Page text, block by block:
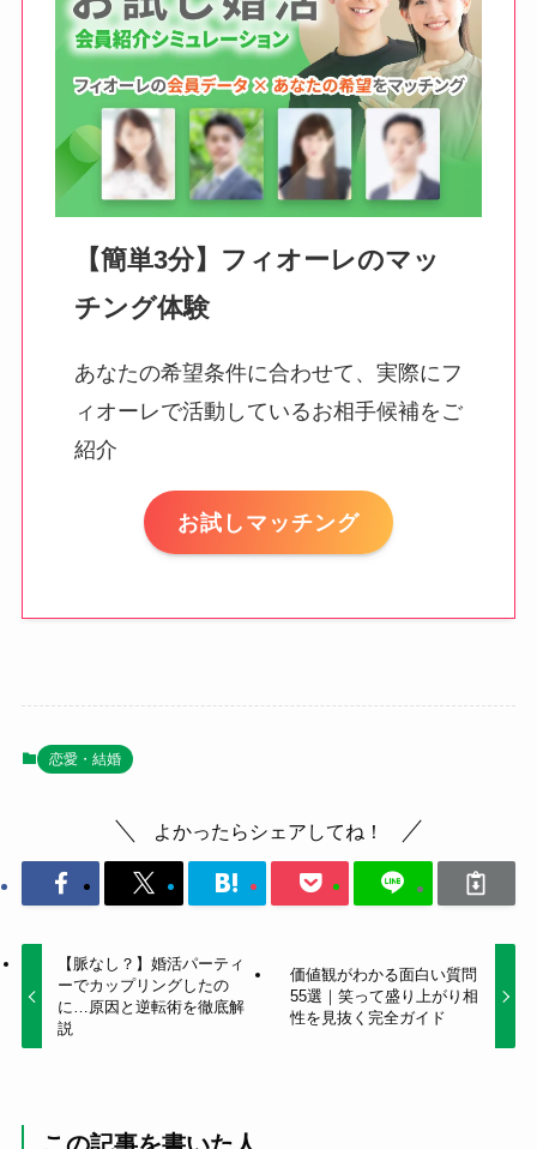
【簡単3分】フィオーレのマッ
チング体験
あなたの希望条件に合わせて、実際にフ
ィオーレで活動しているお相手候補をご
紹介
お試しマッチング
恋愛・結婚
よかったらシェアしてね！
【脈なし？】婚活パーティ
ーでカップリングしたの
に…原因と逆転術を徹底解
説
価値観がわかる面白い質問
55選｜笑って盛り上がり相
性を見抜く完全ガイド